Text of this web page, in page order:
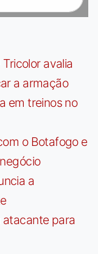
Tricolor avalia
a armação
em treinos no
o Botafogo e
a
atacante para